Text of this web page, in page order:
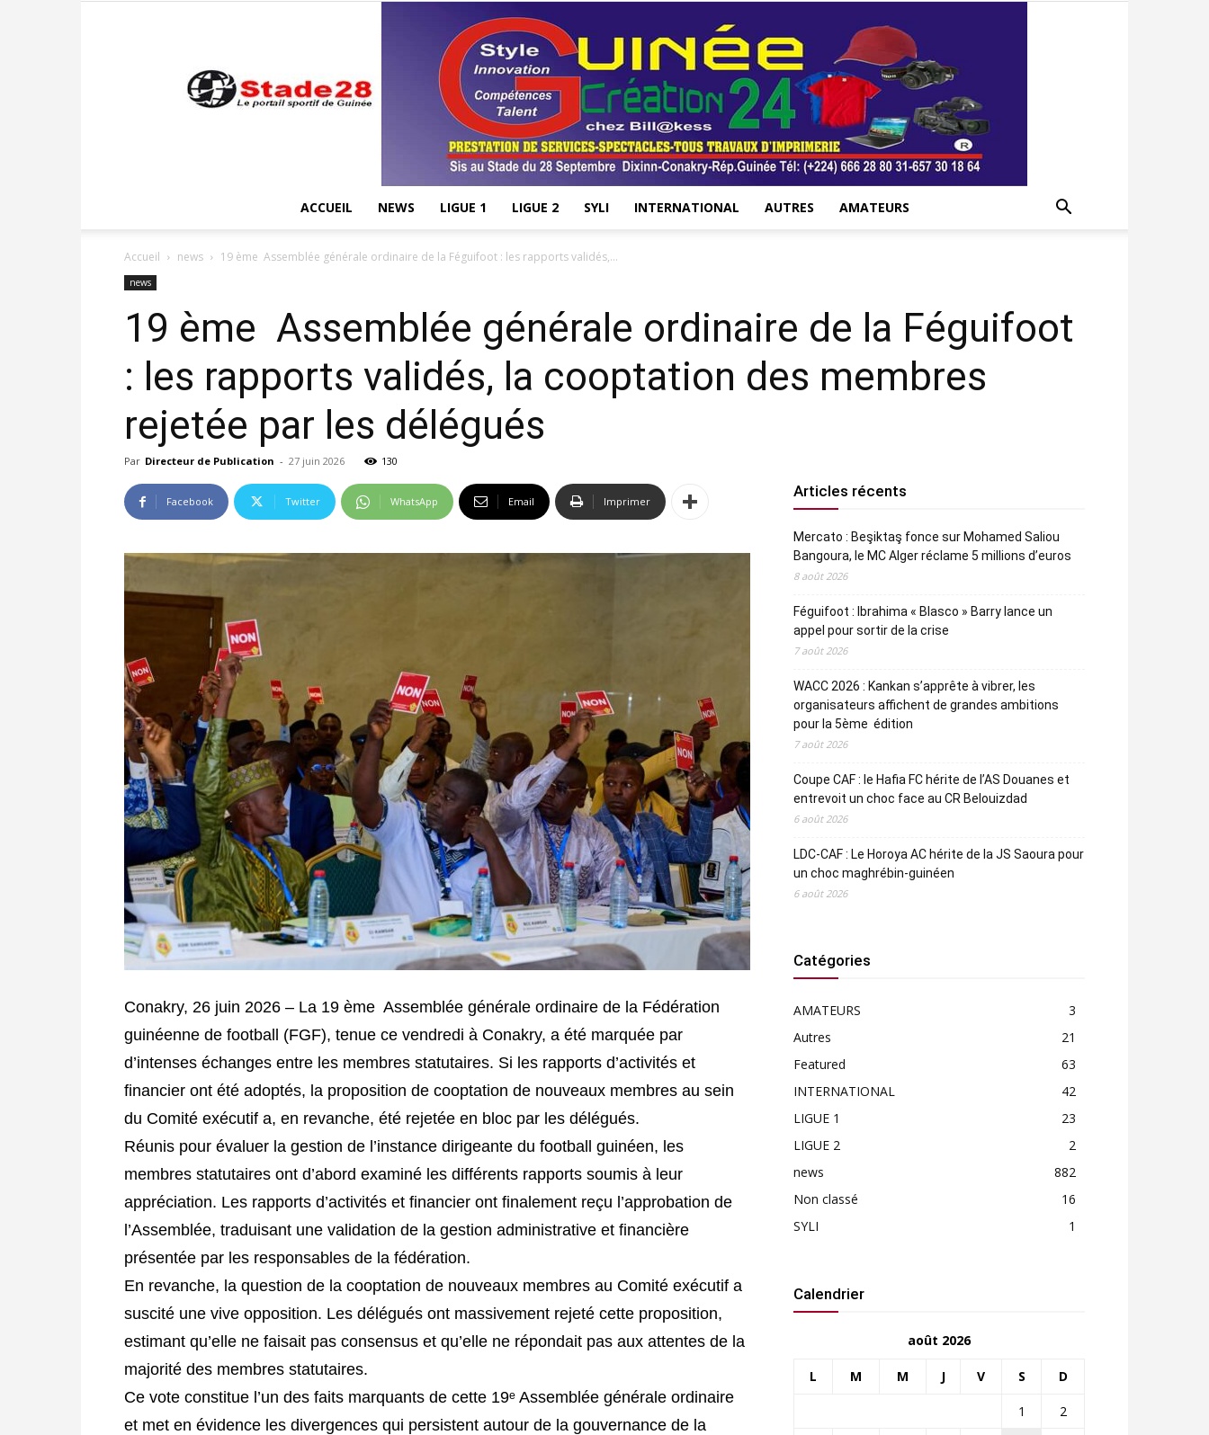
ACCUEIL NEWS LIGUE 1 LIGUE 2 SYLI INTERNATIONAL AUTRES AMATEURS
Accueil news 19 ème Assemblée générale ordinaire de la Féguifoot : les rapports validés,...
news
19 ème Assemblée générale ordinaire de la Féguifoot
: les rapports validés, la cooptation des membres
rejetée par les délégués
Par Directeur de Publication - 27 juin 2026 130
Facebook Twitter WhatsApp Email Imprimer
Conakry, 26 juin 2026 – La 19 ème Assemblée générale ordinaire de la Fédération
guinéenne de football (FGF), tenue ce vendredi à Conakry, a été marquée par
d’intenses échanges entre les membres statutaires. Si les rapports d’activités et
financier ont été adoptés, la proposition de cooptation de nouveaux membres au sein
du Comité exécutif a, en revanche, été rejetée en bloc par les délégués.
Réunis pour évaluer la gestion de l’instance dirigeante du football guinéen, les
membres statutaires ont d’abord examiné les différents rapports soumis à leur
appréciation. Les rapports d’activités et financier ont finalement reçu l’approbation de
l’Assemblée, traduisant une validation de la gestion administrative et financière
présentée par les responsables de la fédération.
En revanche, la question de la cooptation de nouveaux membres au Comité exécutif a
suscité une vive opposition. Les délégués ont massivement rejeté cette proposition,
estimant qu’elle ne faisait pas consensus et qu’elle ne répondait pas aux attentes de la
majorité des membres statutaires.
Ce vote constitue l’un des faits marquants de cette 19ᵉ Assemblée générale ordinaire
et met en évidence les divergences qui persistent autour de la gouvernance de la
Articles récents
Mercato : Beşiktaş fonce sur Mohamed Saliou
Bangoura, le MC Alger réclame 5 millions d’euros
8 août 2026
Féguifoot : Ibrahima « Blasco » Barry lance un
appel pour sortir de la crise
7 août 2026
WACC 2026 : Kankan s’apprête à vibrer, les
organisateurs affichent de grandes ambitions
pour la 5ème édition
7 août 2026
Coupe CAF : le Hafia FC hérite de l’AS Douanes et
entrevoit un choc face au CR Belouizdad
6 août 2026
LDC-CAF : Le Horoya AC hérite de la JS Saoura pour
un choc maghrébin-guinéen
6 août 2026
Catégories
AMATEURS
3
Autres
21
Featured
63
INTERNATIONAL
42
LIGUE 1
23
LIGUE 2
2
news
882
Non classé
16
SYLI
1
Calendrier
août 2026
L M M J V S D
1
2